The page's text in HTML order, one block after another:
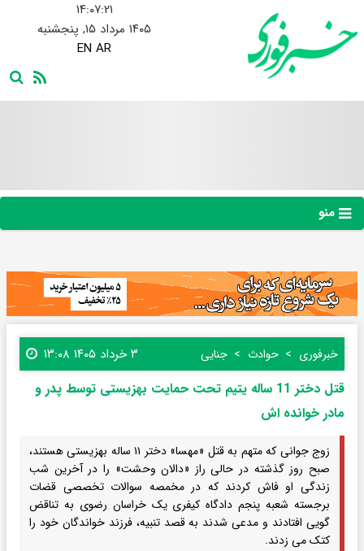
۱۴:۰۷:۲۲
۱۴۰۵ مرداد ۱۵, پنجشنبه
EN AR
منو
خبرفوری حوادث جنایی ۳ خرداد ۱۴۰۵ ۱۳:۰۸
قتل دختر 11 ساله یتیم تحت حمایت بهزیستی توسط پدر و
مادر خوانده اش
زوج جوانی که متهم به قتل «مهسا» دختر ۱۱ ساله بهزیستی هستند،
صبح روز گذشته در حالی راز «دالان وحشت» را در آخرین شب
زندگی او فاش کردند که در مخمصه سوالات تخصصی قضات
برجسته شعبه پنجم دادگاه کیفری یک خراسان رضوی به تناقض
گویی افتادند و مدعی شدند به قصد تنبیه، فرزند خواندگان خود را
کتک می زدند.